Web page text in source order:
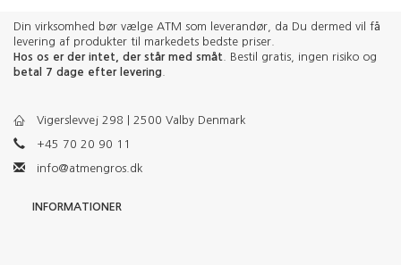
Din virksomhed bør vælge ATM som leverandør, da Du dermed vil få
levering af produkter til markedets bedste priser.
Hos os er der intet, der står med småt . Bestil gratis, ingen risiko og
betal 7 dage efter levering
Vigerslevvej 298 | 2500 Valby Denmark
+45 70 20 90 11
info@atmengros.dk
INFORMATIONER